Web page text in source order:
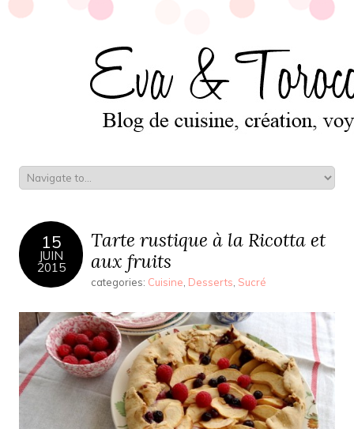
15
JUIN
2015
Tarte rustique à la Ricotta et
aux fruits
categories: Cuisine Desserts Sucré